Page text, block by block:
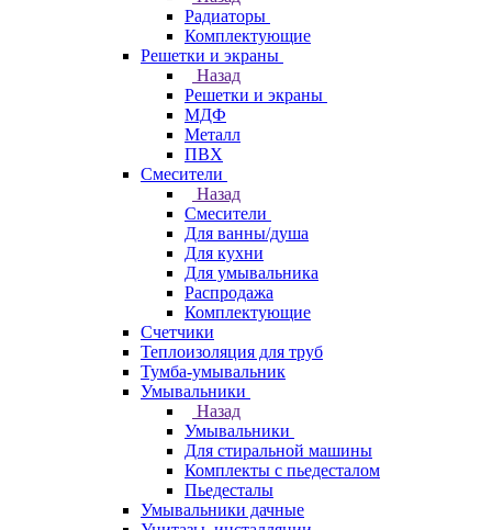
Радиаторы
Комплектующие
Решетки и экраны
Назад
Решетки и экраны
МДФ
Металл
ПВХ
Смесители
Назад
Смесители
Для ванны/душа
Для кухни
Для умывальника
Распродажа
Комплектующие
Счетчики
Теплоизоляция для труб
Тумба-умывальник
Умывальники
Назад
Умывальники
Для стиральной машины
Комплекты с пьедесталом
Пьедесталы
Умывальники дачные